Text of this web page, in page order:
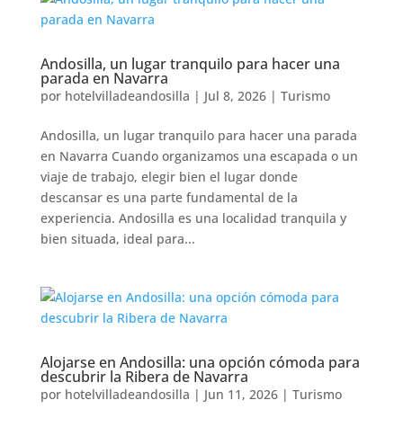
Andosilla, un lugar tranquilo para hacer una
parada en Navarra
por hotelvilladeandosilla | Jul 8, 2026| Turismo
Andosilla, un lugar tranquilo para hacer una parada
en Navarra Cuando organizamos una escapada o un
viaje de trabajo, elegir bien el lugar donde
descansar es una parte fundamental de la
experiencia. Andosilla es una localidad tranquila y
bien situada, ideal para...
Alojarse en Andosilla: una opción cómoda para
descubrir la Ribera de Navarra
por hotelvilladeandosilla | Jun 11, 2026| Turismo